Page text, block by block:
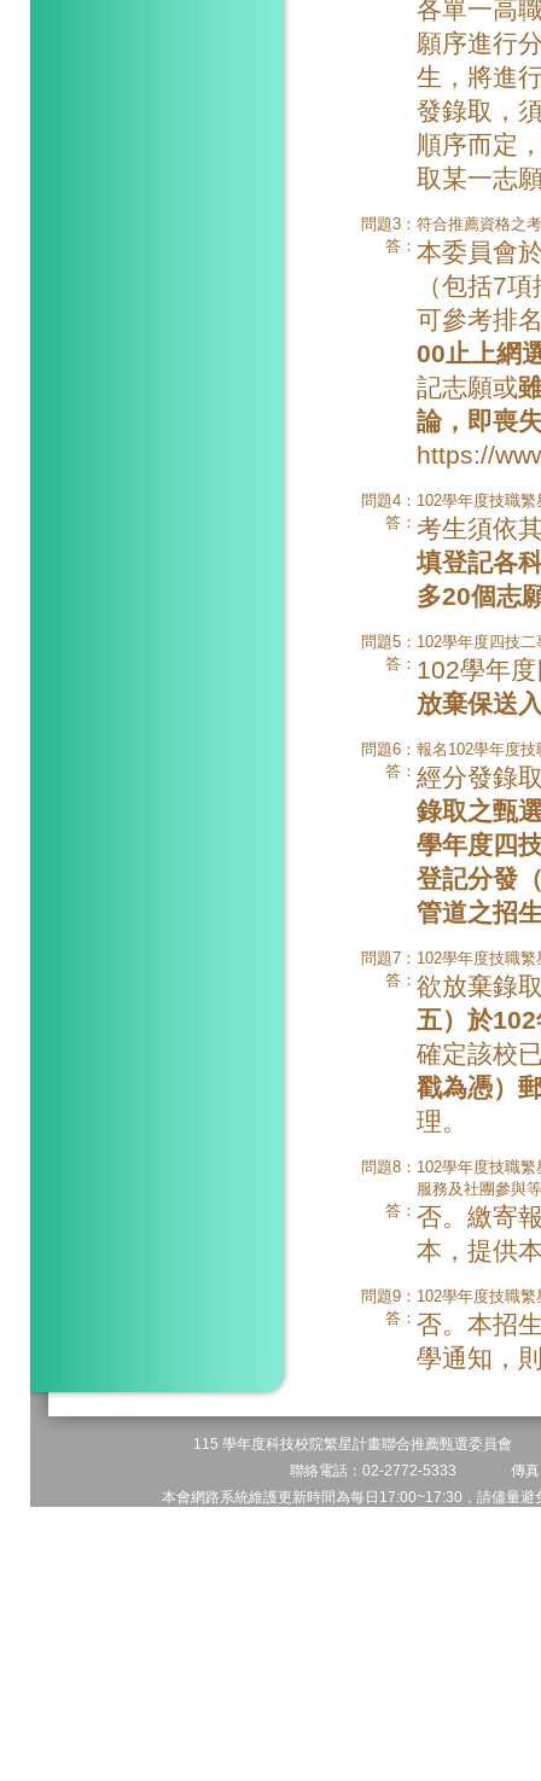
各單一高
願序進行
生，將進
發錄取，
順序而定
取某一志
問題3： 符合推薦資格之
答： 本委員會
（包括7
可參考排
00止上網
記志願或
論，即喪
https://
問題4： 102學年度技職
答： 考生須依
填登記各
多20個志
問題5： 102學年度四技
答： 102學年
放棄保送
問題6： 報名102學年度
答： 經分發錄
錄取之甄
學年度四
登記分發
管道之招
問題7： 102學年度技職
答： 欲放棄錄
五）於
確定該校
戳為憑）
理。
問題8： 102學年度技職
服務及社團參與
答： 否。繳寄
本，提供
問題9： 102學年度技職
答： 否。本招
學通知，
115 學年度科技校院繁星計畫聯合推薦甄選委員會
聯絡電話：02-2772-5333 傳
本會網路系統維護更新時間為每日17:00~17:30，請儘量